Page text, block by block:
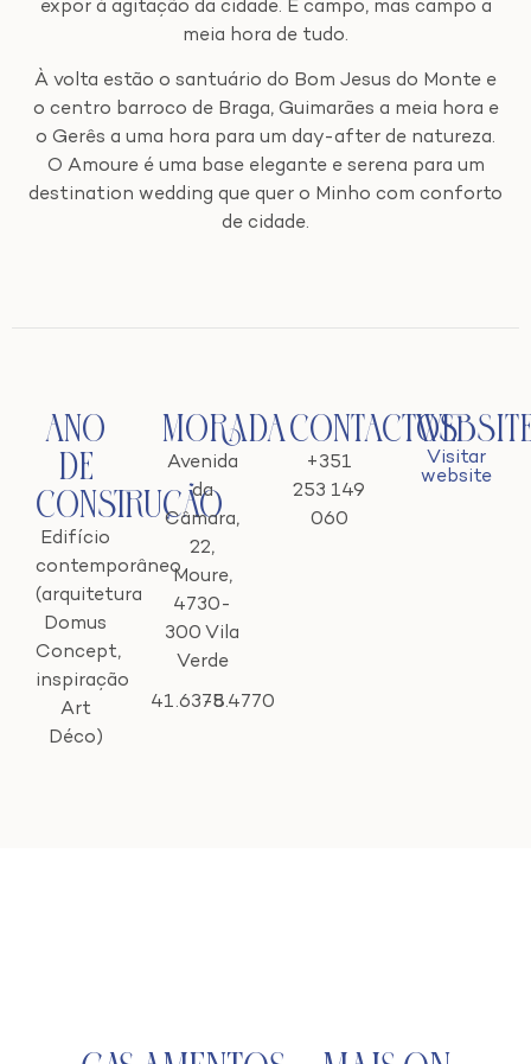
expor à agitação da cidade. É campo, mas campo a
meia hora de tudo.
À volta estão o santuário do Bom Jesus do Monte e
o centro barroco de Braga, Guimarães a meia hora e
o Gerês a uma hora para um day-after de natureza.
O Amoure é uma base elegante e serena para um
destination wedding que quer o Minho com conforto
de cidade.
Ano
de
Construção
Edifício
contemporâneo
(arquitetura
Domus
Concept,
inspiração
Art
Déco)
Morada
Avenida
da
Câmara,
22,
Moure,
4730-
300 Vila
Verde
41.6375-8.4770
Contactos
+351
253 149
060
Visitar
website